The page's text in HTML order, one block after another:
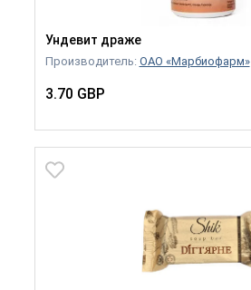
Ундевит драже
Производитель: ОАО «Марбиофарм»
3.70 GBP